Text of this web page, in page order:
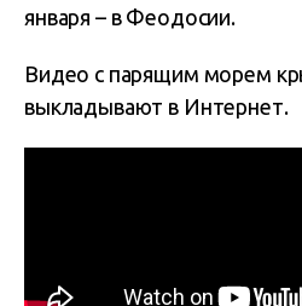
января – в Феодосии.
Видео с парящим морем
выкладывают в Интернет.